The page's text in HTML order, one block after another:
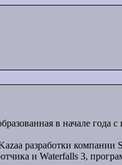
в начале
разработки компании
и Waterfalls 3,